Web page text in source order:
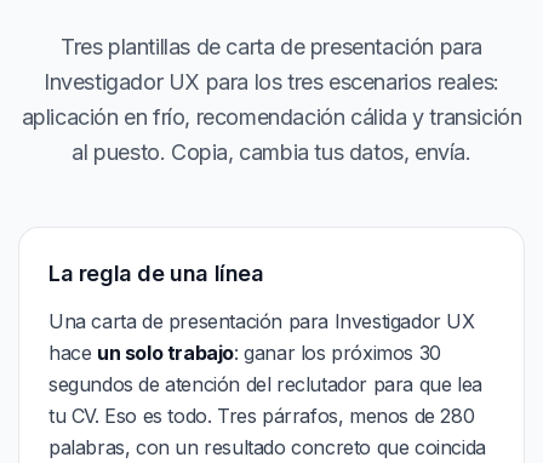
Tres plantillas de carta de presentación para
Investigador UX para los tres escenarios reales:
aplicación en frío, recomendación cálida y transición
al puesto. Copia, cambia tus datos, envía.
La regla de una línea
Una carta de presentación para Investigador UX
hace un solo trabajo: ganar los próximos 30
segundos de atención del reclutador para que lea
tu CV. Eso es todo. Tres párrafos, menos de 280
palabras, con un resultado concreto que coincida